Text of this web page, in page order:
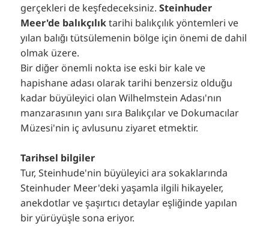
gerçekleri de keşfedeceksiniz. Steinhuder
Meer'de balıkçılıktarihi balıkçılık yöntemleri ve
yılan balığı tütsülemenin bölge için önemi de dahil
olmak üzere.
Bir diğer önemli nokta ise eski bir kale ve
hapishane adası olarak tarihi benzersiz olduğu
kadar büyüleyici olan Wilhelmstein Adası'nın
manzarasının yanı sıra Balıkçılar ve Dokumacılar
Müzesi'nin iç avlusunu ziyaret etmektir.
Tarihsel bilgiler
Tur, Steinhude'nin büyüleyici ara sokaklarında
Steinhuder Meer'deki yaşamla ilgili hikayeler,
anekdotlar ve şaşırtıcı detaylar eşliğinde yapılan
bir yürüyüşle sona eriyor.